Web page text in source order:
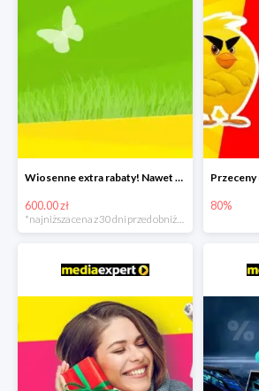
Wiosenne extra rabaty! Nawet 600zł taniej!
600.00 zł 80%